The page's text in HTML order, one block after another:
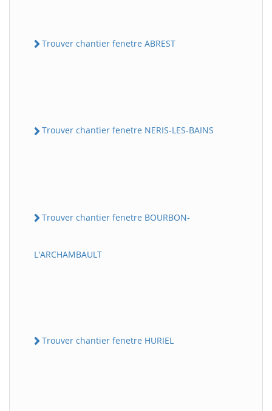
Trouver chantier fenetre ABREST
Trouver chantier fenetre NERIS-LES-BAINS
Trouver chantier fenetre BOURBON-
L'ARCHAMBAULT
Trouver chantier fenetre HURIEL